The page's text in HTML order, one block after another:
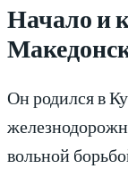
Начало и
Он родился в
вольной